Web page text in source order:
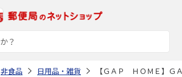
非食品 日用品・雑貨 【ＧＡＰ ＨＯＭＥ】